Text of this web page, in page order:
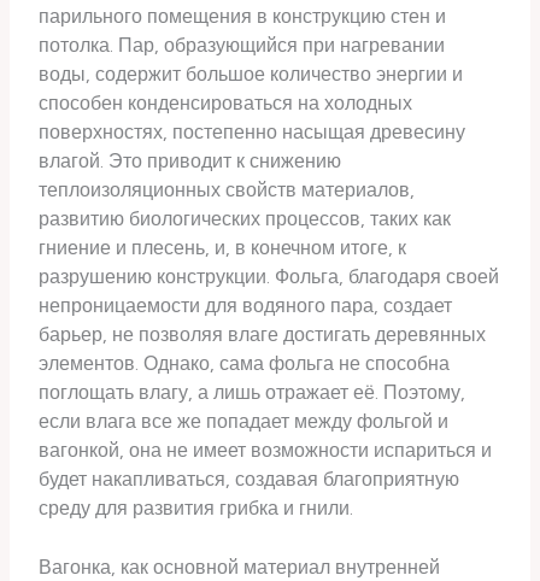
парильного помещения в конструкцию стен и
потолка. Пар, образующийся при нагревании
воды, содержит большое количество энергии и
способен конденсироваться на холодных
поверхностях, постепенно насыщая древесину
влагой. Это приводит к снижению
теплоизоляционных свойств материалов,
развитию биологических процессов, таких как
гниение и плесень, и, в конечном итоге, к
разрушению конструкции. Фольга, благодаря своей
непроницаемости для водяного пара, создает
барьер, не позволяя влаге достигать деревянных
элементов. Однако, сама фольга не способна
поглощать влагу, а лишь отражает её. Поэтому,
если влага все же попадает между фольгой и
вагонкой, она не имеет возможности испариться и
будет накапливаться, создавая благоприятную
среду для развития грибка и гнили.
Вагонка, как основной материал внутренней